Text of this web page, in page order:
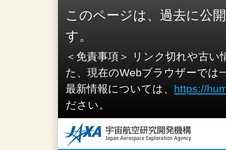
このページは、過去に公
す。
＜免責事項＞ リンク切れや古
た、現在のWebブラウザーでは
最新情報については、 https://
ださい。